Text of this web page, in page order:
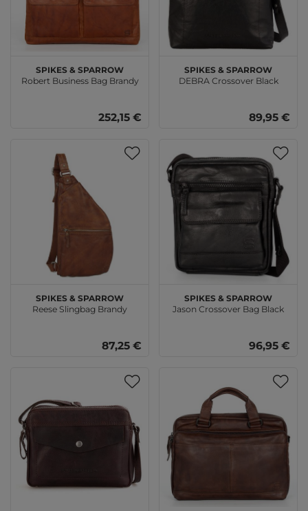
SPIKES & SPARROW
Robert Business Bag Brandy
252,15 €
SPIKES & SPARROW
DEBRA Crossover Black
89,95 €
SPIKES & SPARROW
Reese Slingbag Brandy
87,25 €
SPIKES & SPARROW
Jason Crossover Bag Black
96,95 €